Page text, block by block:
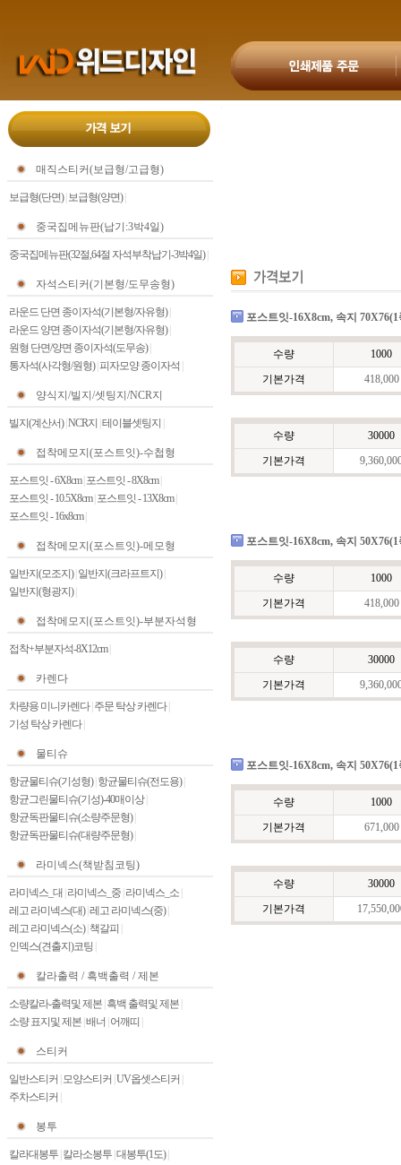
매직스티커(보급형/고급형)
보급형(단면)| 보급형(양면)|
중국집메뉴판(납기:3박4일)
중국집메뉴판(32절,64절 자석부착납기-3박4일)|
자석스티커(기본형/도무송형)
라운드 단면 종이자석(기본형/자유형)|
라운드 양면 종이자석(기본형/자유형)|
원형 단면/양면 종이자석(도무송)|
통자석(사각형/원형)| 피자모양 종이자석
양식지/빌지/셋팅지/NCR지
빌지(계산서)| NCR지 테이블셋팅지
접착메모지(포스트잇)-수첩형
포스트잇 - 6X8cm| 포스트잇 - 8X8cm|
포스트잇 - 10.5X8cm| 포스트잇 - 13X8cm|
포스트잇 - 16x8cm|
접착메모지(포스트잇)-메모형
일반지(모조지)| 일반지(크라프트지)|
일반지(형광지)|
접착메모지(포스트잇)-부분자석형
접착+부분자석-8X12cm|
카렌다
차량용 미니카렌다| 주문 탁상 카렌다|
기성 탁상 카렌다|
물티슈
항균물티슈(기성형)| 항균물티슈(전도용)|
항균그린물티슈(기성)-40매이상|
항균독판물티슈(소량주문형)|
항균독판물티슈(대량주문형)|
라미넥스(책받침코팅)
라미넥스_대 라미넥스_중 라미넥스_소
레고 라미넥스(대)| 레고 라미넥스(중)|
레고 라미넥스(소)| 책갈피
인덱스(견출지)코팅
칼라출력 / 흑백출력 / 제본
소량칼라-출력및 제본 흑백 출력및 제본
소량 표지및 제본 배너 어깨띠
스티커
일반스티커 모양스티커 UV옵셋스티커
주차스티커
봉투
칼라대봉투 칼라소봉투 대봉투(1도)|
포스트잇-16X8cm, 속지
수량
1000
기본가격
418,000
수량
30000
기본가격
포스트잇-16X8cm, 속지
수량
1000
기본가격
418,000
수량
30000
기본가격
포스트잇-16X8cm, 속지
수량
1000
기본가격
671,000
수량
30000
기본가격